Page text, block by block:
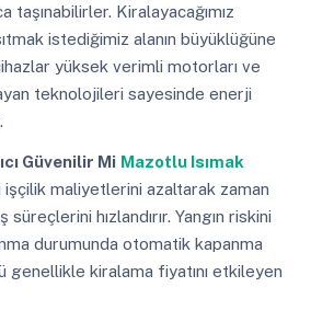
taşınabilirler. Kiralayacağımız
istediğimiz alanın büyüklüğüne
yüksek verimli motorları ve
teknolojileri sayesinde enerji
Güvenilir Mi Mazotlu Isımak
maliyetlerini azaltarak zaman
hızlandırır. Yangın riskini
durumunda otomatik kapanma
genellikle kiralama fiyatını etkileyen